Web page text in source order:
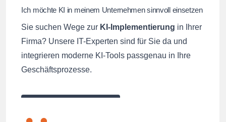
Ich möchte KI in meinem Unternehmen sinnvoll einsetzen
Sie suchen Wege zur KI-Implementierung in Ihrer
Firma? Unsere IT-Experten sind für Sie da und
integrieren moderne KI-Tools passgenau in Ihre
Geschäftsprozesse.